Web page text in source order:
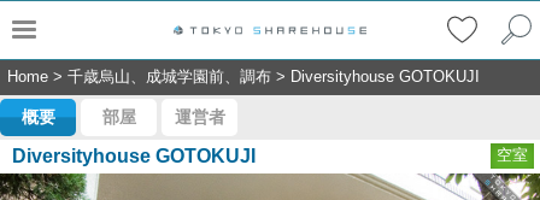
Home > 千歳烏山、成城学園前、調布 > Diversityhouse GOTOKUJI
概要 部屋 運営者
Diversityhouse GOTOKUJI 空室